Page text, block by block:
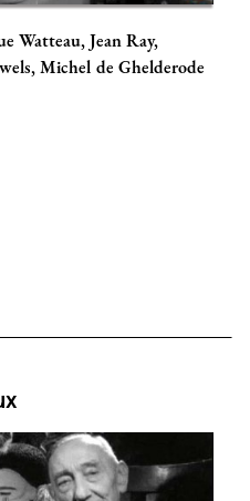
Watteau, Jean Ray,
Michel de Ghelderode